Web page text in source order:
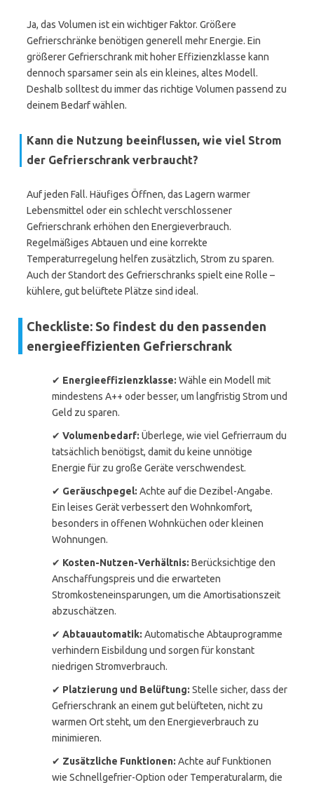
Ja, das Volumen ist ein wichtiger Faktor. Größere
Gefrierschränke benötigen generell mehr Energie. Ein
größerer Gefrierschrank mit hoher Effizienzklasse kann
dennoch sparsamer sein als ein kleines, altes Modell.
Deshalb solltest du immer das richtige Volumen passend zu
deinem Bedarf wählen.
Kann die Nutzung beeinflussen, wie viel Strom
der Gefrierschrank verbraucht?
Auf jeden Fall. Häufiges Öffnen, das Lagern warmer
Lebensmittel oder ein schlecht verschlossener
Gefrierschrank erhöhen den Energieverbrauch.
Regelmäßiges Abtauen und eine korrekte
Temperaturregelung helfen zusätzlich, Strom zu sparen.
Auch der Standort des Gefrierschranks spielt eine Rolle –
kühlere, gut belüftete Plätze sind ideal.
Checkliste: So findest du den passenden
energieeffizienten Gefrierschrank
✔ Energieeffizienzklasse: Wähle ein Modell mit
mindestens A++ oder besser, um langfristig Strom und
Geld zu sparen.
✔ Volumenbedarf: Überlege, wie viel Gefrierraum du
tatsächlich benötigst, damit du keine unnötige
Energie für zu große Geräte verschwendest.
✔ Geräuschpegel: Achte auf die Dezibel-Angabe.
Ein leises Gerät verbessert den Wohnkomfort,
besonders in offenen Wohnküchen oder kleinen
Wohnungen.
✔ Kosten-Nutzen-Verhältnis: Berücksichtige den
Anschaffungspreis und die erwarteten
Stromkosteneinsparungen, um die Amortisationszeit
abzuschätzen.
✔ Abtauautomatik: Automatische Abtauprogramme
verhindern Eisbildung und sorgen für konstant
niedrigen Stromverbrauch.
✔ Platzierung und Belüftung: Stelle sicher, dass der
Gefrierschrank an einem gut belüfteten, nicht zu
warmen Ort steht, um den Energieverbrauch zu
minimieren.
✔ Zusätzliche Funktionen: Achte auf Funktionen
wie Schnellgefrier-Option oder Temperaturalarm, die